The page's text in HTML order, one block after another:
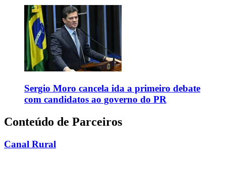
Sergio Moro cancela ida a primeiro debate
com candidatos ao governo do PR
Conteúdo de Parceiros
Canal Rural